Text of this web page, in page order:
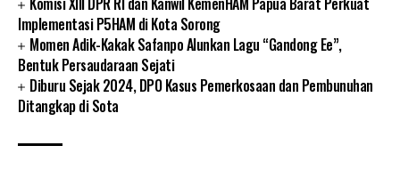
Implementasi P5HAM di Kota Sorong
Momen Adik-Kakak Safanpo Alunkan Lagu “Gandong Ee”,
Bentuk Persaudaraan Sejati
Diburu Sejak 2024, DPO Kasus Pemerkosaan dan Pembunuhan
Ditangkap di Sota